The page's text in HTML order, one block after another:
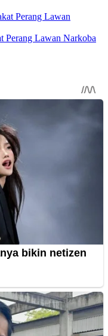
Perang Lawan Narkoba